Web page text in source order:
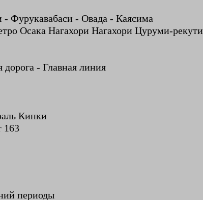
Фурукавабаси - Овада - Каясима
Осака Нагахори Нагахори Цуруми-рекути
дорога - Главная линия
Кинки
163
периоды